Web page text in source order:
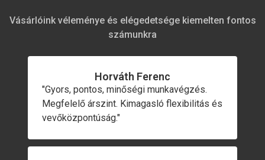
Vásárlóink véleménye és elégedetsége kiemelten fontos
számunkra
Horváth Ferenc
"Gyors, pontos, minőségi munkavégzés.
Megfelelő árszint. Kimagasló flexibilitás és
vevőközpontúság."